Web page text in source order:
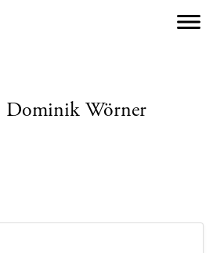
Dominik Wörner